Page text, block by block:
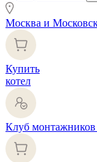
Москва и
Купить
котел
Клуб монтажников